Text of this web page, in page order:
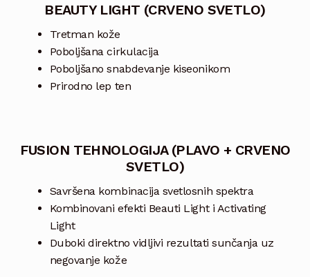
BEAUTY LIGHT (CRVENO SVETLO)
Tretman kože
Poboljšana cirkulacija
Poboljšano snabdevanje kiseonikom
Prirodno lep ten
FUSION TEHNOLOGIJA (PLAVO + CRVENO
SVETLO)
Savršena kombinacija svetlosnih spektra
Kombinovani efekti Beauti Light i Activating
Light
Duboki direktno vidljivi rezultati sunčanja uz
negovanje kože